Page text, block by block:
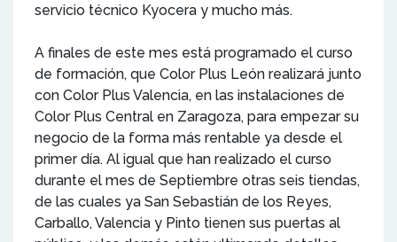
servicio técnico Kyocera y mucho más.
A finales de este mes está programado el curso
de formación, que Color Plus León realizará junto
con Color Plus Valencia, en las instalaciones de
Color Plus Central en Zaragoza, para empezar su
negocio de la forma más rentable ya desde el
primer día. Al igual que han realizado el curso
durante el mes de Septiembre otras seis tiendas,
de las cuales ya San Sebastián de los Reyes,
Carballo, Valencia y Pinto tienen sus puertas al